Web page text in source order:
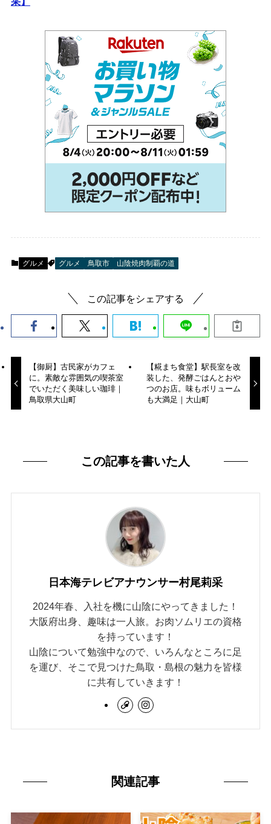
グルメ グルメ 鳥取市 山陰焼肉制覇の道
この記事をシェアする
【御厨】古民家がカフェ
に。素敵な雰囲気の喫茶室
でいただく美味しい珈琲｜
鳥取県大山町
【糀まち食堂】駅長室を改
装した、発酵ごはんとおや
つのお店。味もボリューム
も大満足｜大山町
この記事を書いた人
日本海テレビアナウンサー村尾莉采
2024年春、入社を機に山陰にやってきました！
大阪府出身、趣味は一人旅。お肉ソムリエの資格
を持っています！
山陰について勉強中なので、いろんなところに足
を運び、そこで見つけた鳥取・島根の魅力を皆様
に共有していきます！
関連記事